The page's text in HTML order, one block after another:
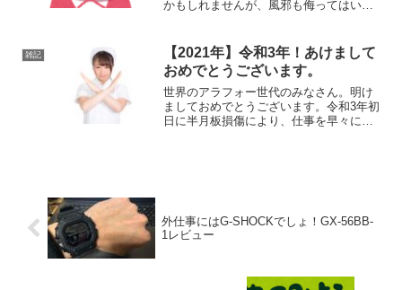
かもしれませんが、風邪も侮ってはいけ
エンザにかかったりするもですよね。今
回は風邪予防に最高の方法...
雑記
【2021年】令和3年！あけまして
おめでとうございます。
世界のアラフォー世代のみなさん。明け
ましておめでとうございます。令和3年初
日に半月板損傷により、仕事を早々に休
外仕事にはG-SHOCKでしょ！GX-56BB-
1レビュー